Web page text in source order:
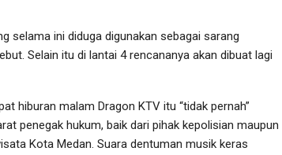
selama ini diduga digunakan sebagai sarang
Selain itu di lantai 4 rencananya akan dibuat lagi
hiburan malam Dragon KTV itu “tidak pernah”
penegak hukum, baik dari pihak kepolisian maupun
Kota Medan. Suara dentuman musik keras